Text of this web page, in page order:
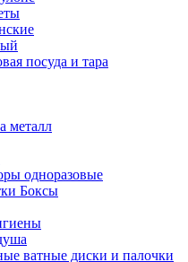
посуда и тара
металл
одноразовые
Боксы
ватные диски и палочки